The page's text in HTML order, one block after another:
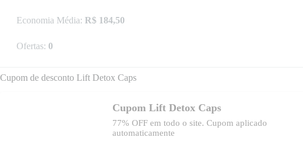
Economia Média: R$ 184,50
Ofertas: 0
Cupom de desconto Lift Detox Caps
Cupom Lift Detox Caps
77% OFF em todo o site. Cupom aplicado
automaticamente